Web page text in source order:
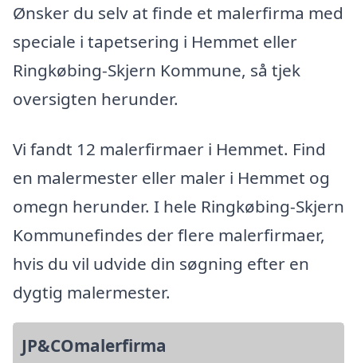
Ønsker du selv at finde et malerfirma med
speciale i tapetsering i Hemmet eller
Ringkøbing-Skjern Kommune, så tjek
oversigten herunder.
Vi fandt 12 malerfirmaer i Hemmet. Find
en malermester eller maler i Hemmet og
omegn herunder. I hele Ringkøbing-Skjern
Kommunefindes der flere malerfirmaer,
hvis du vil udvide din søgning efter en
dygtig malermester.
JP&COmalerfirma